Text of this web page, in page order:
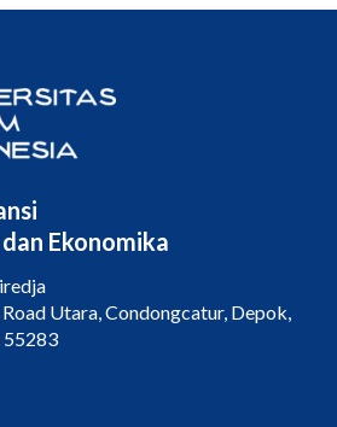
Ekonomika
Utara, Condongcatur, Depok,
55283